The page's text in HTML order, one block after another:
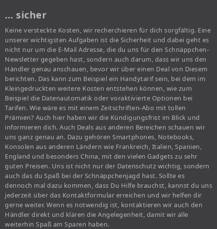
… sicher
Keine versteckte Kosten, wir recherchieren für dich sorgfältig. Eine
unserer wichtigsten Aufgaben ist die Sicherheit und dabei geht es
nicht nur um die E-Mail Adresse, die du uns für den Schnäppchen-
Newsletter gegeben hast, sondern auch darum, dass wir uns den
Händler genau anschauen, bevor wir über einen Deal von Diesem
berichten. Das kann zum Beispiel ein Handytarif sein, bei dem im
Kleingedruckten weitere Kosten entstehen können, wie zum
Beispiel die Datenautomatik oder voraktivierte Optionen bei
Tarifen. Wie wäre es mit einem Zeitschriften-Abo mit tollen
Prämien? Auch hier haben wir die Kündigungsfrist im Blick und
informieren dich. Auch Deals aus anderen Bereichen schauen wir
uns ganz genau an. Dazu gehören Smartphones, Notebooks,
Konsolen aus anderen Ländern wie Frankreich, Italien, Spanien,
England und besonders China, mit den vielen Gadgets zu sehr
guten Preisen. Uns ist nicht nur der Datenschutz wichtig, sondern
auch das du Spaß bei der Schnäppchenjagd hast. Sollte es
dennoch mal dazu kommen, dass Du Hilfe brauchst, kannst du uns
jederzeit über das Kontaktformular erreichen und wir helfen dir
gerne weiter. Wenn es notwendig ist, kontaktieren wir auch den
Händler direkt und klären die Angelegenheit, damit wir alle
weiterhin Spaß am Sparen haben.